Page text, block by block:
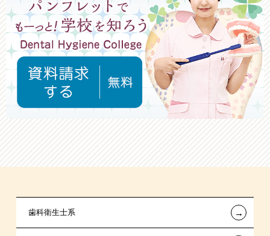
歯科衛生士系 ←